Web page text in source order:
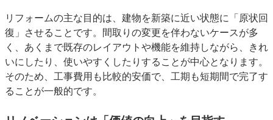
リフォームの主な目的は、建物を新築に近い状態に「原状回
復」させることです。間取りの変更を伴わないケースが多
く、あくまで既存のレイアウトや機能を維持しながら、きれ
いにしたり、使いやすくしたりすることが中心となります。
そのため、工事費用も比較的安価で、工期も短期間で完了す
ることが一般的です。